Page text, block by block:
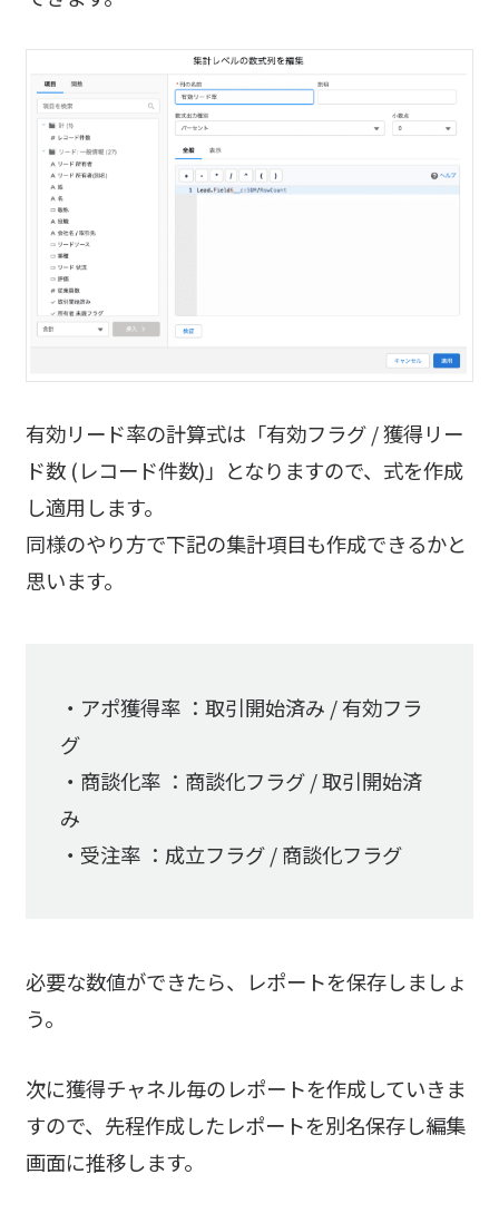
有効リード率の計算式は「有効フラグ / 獲得リー
ド数 (レコード件数)」となりますので、式を作成
し適用します。
同様のやり方で下記の集計項目も作成できるかと
思います。
・アポ獲得率 ：取引開始済み / 有効フラ
グ
・商談化率 ：商談化フラグ / 取引開始済
み
・受注率 ：成立フラグ / 商談化フラグ
必要な数値ができたら、レポートを保存しましょ
う。
次に獲得チャネル毎のレポートを作成していきま
すので、先程作成したレポートを別名保存し編集
画面に推移します。